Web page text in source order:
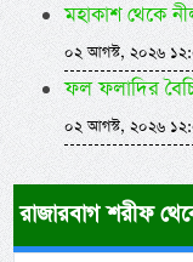
মহাকাশ থেকে
০২ আগস্ট, ২০২৬
ফল ফলাদির
০২ আগস্ট, ২০২৬
রাজারবাগ শরীফ